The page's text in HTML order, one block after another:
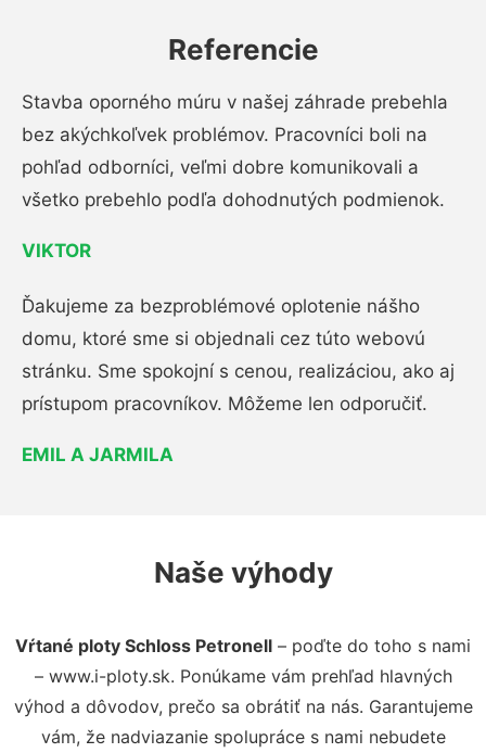
Referencie
Stavba oporného múru v našej záhrade prebehla
bez akýchkoľvek problémov. Pracovníci boli na
pohľad odborníci, veľmi dobre komunikovali a
všetko prebehlo podľa dohodnutých podmienok.
VIKTOR
Ďakujeme za bezproblémové oplotenie nášho
domu, ktoré sme si objednali cez túto webovú
stránku. Sme spokojní s cenou, realizáciou, ako aj
prístupom pracovníkov. Môžeme len odporučiť.
EMIL A JARMILA
Naše výhody
Vŕtané ploty Schloss Petronell – poďte do toho s nami
– www.i-ploty.sk. Ponúkame vám prehľad hlavných
výhod a dôvodov, prečo sa obrátiť na nás. Garantujeme
vám, že nadviazanie spolupráce s nami nebudete